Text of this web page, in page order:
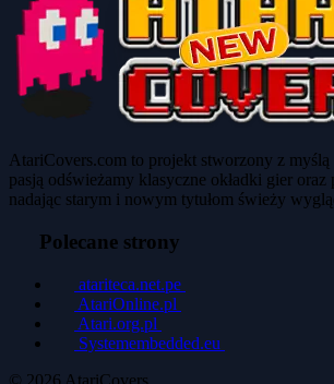
AtariCovers.com to projekt stworzony z
pasją odświeżamy klasyczne okładki gier
nadając starym i nowym tytułom świeży
Polecane strony
atariteca.net.pe
AtariOnline.pl
Atari.org.pl
Systemembedded.eu
© 2026 AtariCovers